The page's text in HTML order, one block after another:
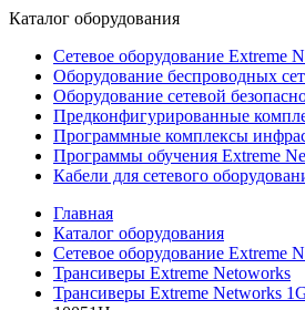
Каталог оборудования
Сетевое оборудование Extreme
Оборудование беспроводных
Оборудование сетевой
Предконфигурированные
Программные комплексы
Программы обучения Extreme
Кабели для сетевого
Главная
Каталог оборудования
Сетевое оборудование Extreme
Трансиверы Extreme Netoworks
Трансиверы Extreme Networks